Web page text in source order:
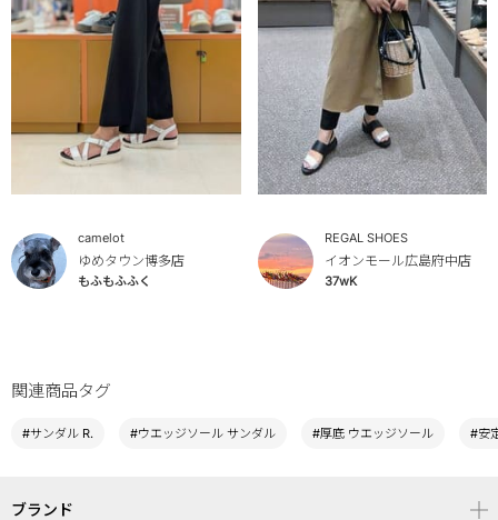
camelot
ゆめタウン博多店
もふもふふく
REGAL SHOES
イオンモール広島府中店
37wK
関連商品タグ
#サンダル R. #ウエッジソール サンダル #厚底 ウエッジソール #安
ブランド